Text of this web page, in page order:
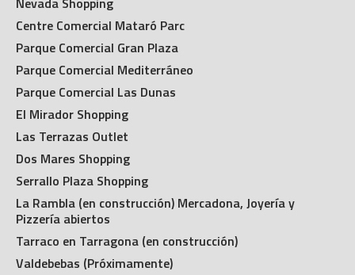
Centre Comercial Mataró Parc
Parque Comercial Gran Plaza
Parque Comercial Mediterráneo
Parque Comercial Las Dunas
El Mirador Shopping
Las Terrazas Outlet
Dos Mares Shopping
Serrallo Plaza Shopping
La Rambla (en construcción) Mercadona, Joyería y
Pizzería abiertos
Tarraco en Tarragona (en construcción)
Valdebebas (Próximamente)